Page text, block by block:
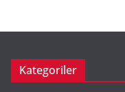
Kategoriler